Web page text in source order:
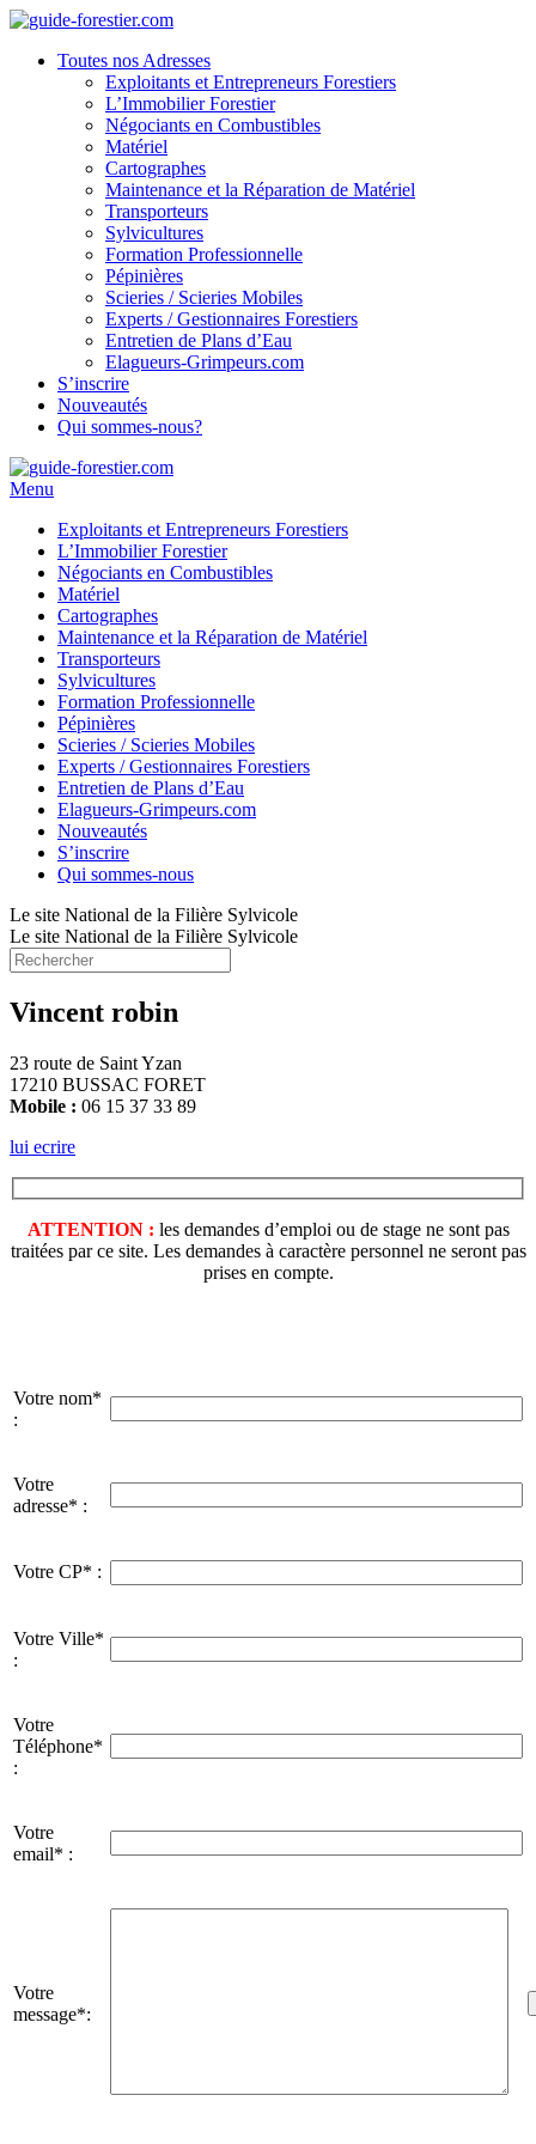
Toutes nos Adresses
Exploitants et Entrepreneurs Forestiers
L’Immobilier Forestier
Négociants en Combustibles
Matériel
Cartographes
Maintenance et la Réparation de Matériel
Transporteurs
Sylvicultures
Formation Professionnelle
Pépinières
Scieries / Scieries Mobiles
Experts / Gestionnaires Forestiers
Entretien de Plans d’Eau
Elagueurs-Grimpeurs.com
S’inscrire
Nouveautés
Qui sommes-nous?
Menu
Exploitants et Entrepreneurs Forestiers
L’Immobilier Forestier
Négociants en Combustibles
Matériel
Cartographes
Maintenance et la Réparation de Matériel
Transporteurs
Sylvicultures
Formation Professionnelle
Pépinières
Scieries / Scieries Mobiles
Experts / Gestionnaires Forestiers
Entretien de Plans d’Eau
Elagueurs-Grimpeurs.com
Nouveautés
S’inscrire
Qui sommes-nous
Le site National de la Filière Sylvicole
Le site National de la Filière Sylvicole
Vincent robin
23 route de Saint Yzan
17210 BUSSAC FORET
Mobile : 06 15 37 33 89
lui ecrire
ATTENTION : les demandes d’emploi ou de stage ne sont pas
traitées par ce site. Les demandes à caractère personnel ne seront pas
prises en compte.
Votre nom*
:
Votre
adresse* :
Votre CP* :
Votre Ville*
:
Votre
Téléphone*
:
Votre
email* :
Votre
message*: